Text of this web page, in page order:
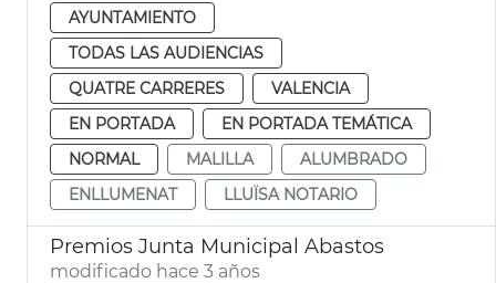
AYUNTAMIENTO
TODAS LAS AUDIENCIAS
QUATRE CARRERES
VALENCIA
EN PORTADA
EN PORTADA TEMÁTICA
NORMAL
MALILLA
ALUMBRADO
ENLLUMENAT
LLUÏSA NOTARIO
Premios Junta Municipal Abastos
modificado hace 3 años